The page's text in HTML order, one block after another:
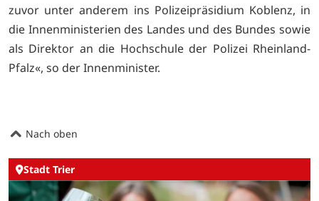
zuvor unter anderem ins Polizeipräsidium Koblenz, in
die Innenministerien des Landes und des Bundes sowie
als Direktor an die Hochschule der Polizei Rheinland-
Pfalz«, so der Innenminister.
Nach oben
Stadt Trier